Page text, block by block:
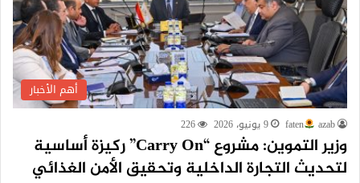
أهم الأخبار
faten azab 9 يونيو، 2026 226
وزير التموين: مشروع “Carry On” ركيزة أساسية
لتحديث التجارة الداخلية وتحقيق الأمن الغذائي